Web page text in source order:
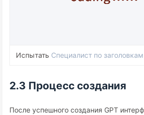
Испытать Специалист по
2.3 Процесс создания
После успешного создания GPT